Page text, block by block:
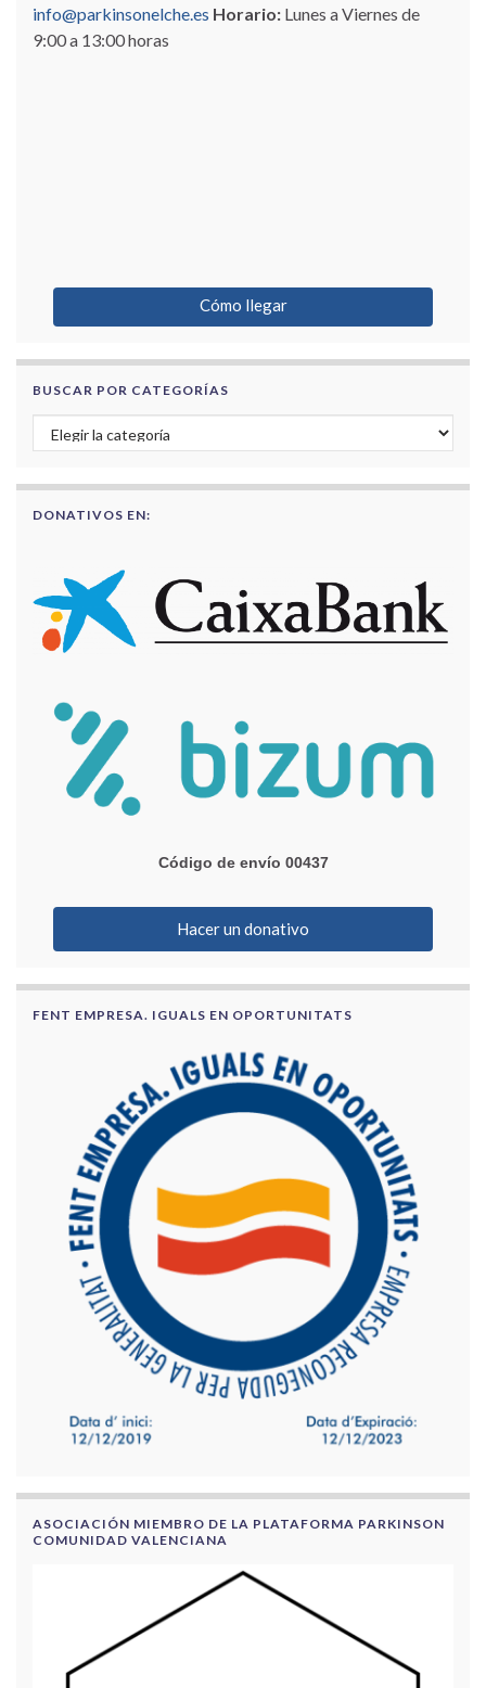
info@parkinsonelche.es Horario: Lunes a Viernes de
9:00 a 13:00 horas
Cómo llegar
BUSCAR POR CATEGORÍAS
Buscar por categorías
DONATIVOS EN:
Código de envío 00437
Hacer un donativo
FENT EMPRESA. IGUALS EN OPORTUNITATS
ASOCIACIÓN MIEMBRO DE LA PLATAFORMA PARKINSON
COMUNIDAD VALENCIANA